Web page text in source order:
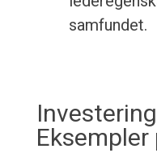
samfundet.